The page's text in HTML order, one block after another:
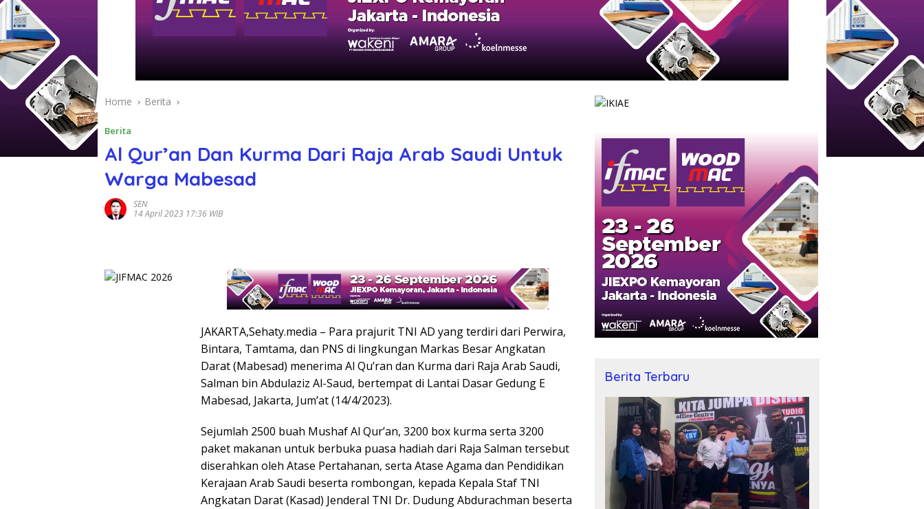
Home Berita
Berita
Al Qur’an Dan Kurma Dari Raja Arab Saudi Untuk
Warga Mabesad
SEN
14 April 2023 17:36 WIB
JAKARTA,Sehaty.media – Para prajurit TNI AD yang terdiri dari Perwira,
Bintara, Tamtama, dan PNS di lingkungan Markas Besar Angkatan
Darat (Mabesad) menerima Al Qu’ran dan Kurma dari Raja Arab Saudi,
Salman bin Abdulaziz Al-Saud, bertempat di Lantai Dasar Gedung E
Mabesad, Jakarta, Jum’at (14/4/2023).
Sejumlah 2500 buah Mushaf Al Qur’an, 3200 box kurma serta 3200
paket makanan untuk berbuka puasa hadiah dari Raja Salman tersebut
diserahkan oleh Atase Pertahanan, serta Atase Agama dan Pendidikan
Kerajaan Arab Saudi beserta rombongan, kepada Kepala Staf TNI
Angkatan Darat (Kasad) Jenderal TNI Dr. Dudung Abdurachman beserta
Berita Terbaru